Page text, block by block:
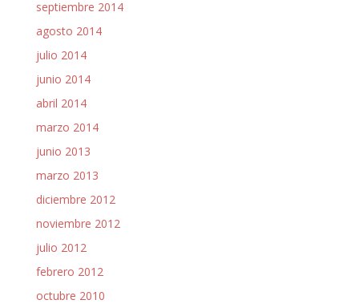
septiembre 2014
agosto 2014
julio 2014
junio 2014
abril 2014
marzo 2014
junio 2013
marzo 2013
diciembre 2012
noviembre 2012
julio 2012
febrero 2012
octubre 2010